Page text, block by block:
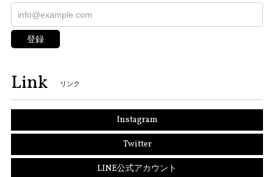
登録
Link リンク
Instagram
Twitter
LINE公式アカウント